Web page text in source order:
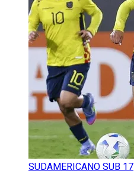
SUDAMERICANO SUB 17